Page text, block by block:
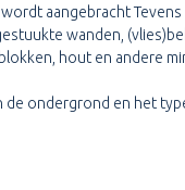
aangebracht
wanden,
hout en andere
de ondergrond en het